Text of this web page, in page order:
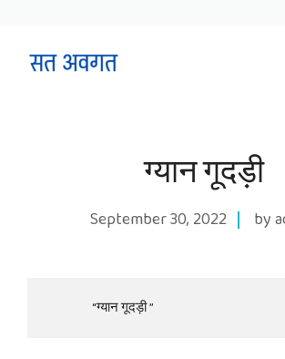
ग्यान गूदड़ी
September 30, 2022 by
                 “ग्यान गूदड़ी ”